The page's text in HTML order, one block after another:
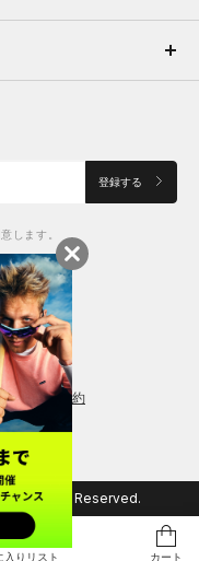
入りリスト カート
登録する
します。
会員規約
All Rights Reserved.